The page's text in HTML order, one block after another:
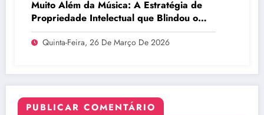
Muito Além da Música: A Estratégia de
Propriedade Intelectual que Blindou o
Legado do BTS
Quinta-Feira, 26 De Março De 2026
PUBLICAR COMENTÁRIO